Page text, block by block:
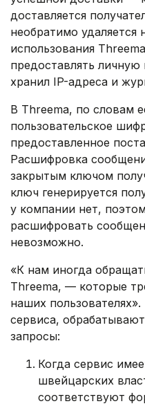
доставляется
необратимо удаляется
использования
предоставлять
хранил IP-адреса и
В Threema, по словам
пользовательское
предоставленное
Расшифровка
закрытым ключом
ключ генерируется
у компании нет,
расшифровать
невозможно.
«К нам иногда
Threema, — которые
наших
сервиса,
запросы:
Когда сервис
швейцарских
соответствуют